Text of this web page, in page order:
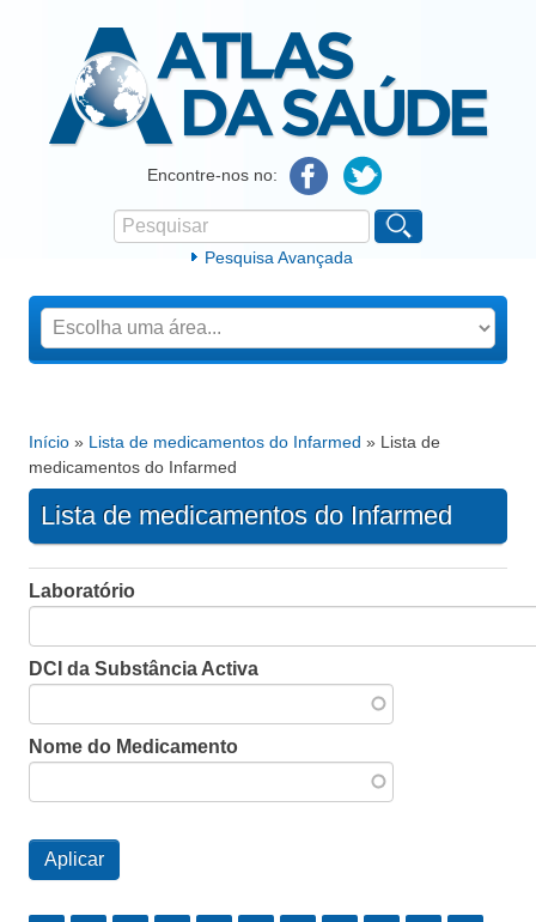
Atlas da SaúdeEncontre-nos no:
Formulário de procura
Pesquisar
Pesquisa Avançada
Está aqui
Início » Lista de medicamentos do Infarmed » Lista de
medicamentos do Infarmed
Lista de medicamentos do Infarmed
Laboratório
DCI da Substância Activa
Nome do Medicamento